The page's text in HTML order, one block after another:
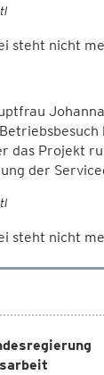
steht nicht
das Projekt
der
steht nicht